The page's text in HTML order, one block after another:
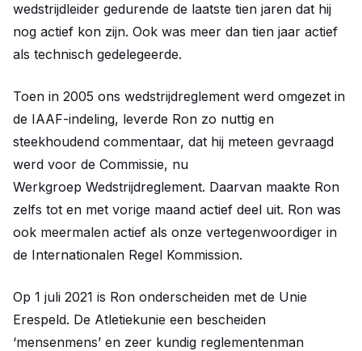
wedstrijdleider gedurende de laatste tien jaren dat hij
nog actief kon zijn. Ook was meer dan tien jaar actief
als technisch gedelegeerde.
Toen in 2005 ons wedstrijdreglement werd omgezet in
de IAAF-indeling, leverde Ron zo nuttig en
steekhoudend commentaar, dat hij meteen gevraagd
werd voor de Commissie, nu
Werkgroep Wedstrijdreglement. Daarvan maakte Ron
zelfs tot en met vorige maand actief deel uit. Ron was
ook meermalen actief als onze vertegenwoordiger in
de Internationalen Regel Kommission.
Op 1 juli 2021 is Ron onderscheiden met de Unie
Erespeld. De Atletiekunie een bescheiden
‘mensenmens’ en zeer kundig reglementenman